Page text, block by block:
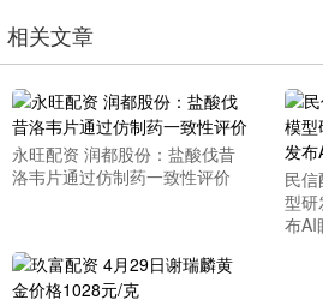
相关文章
永旺配资 润都股份：盐酸伐昔
洛韦片通过仿制药一致性评价
民
型研
布AI